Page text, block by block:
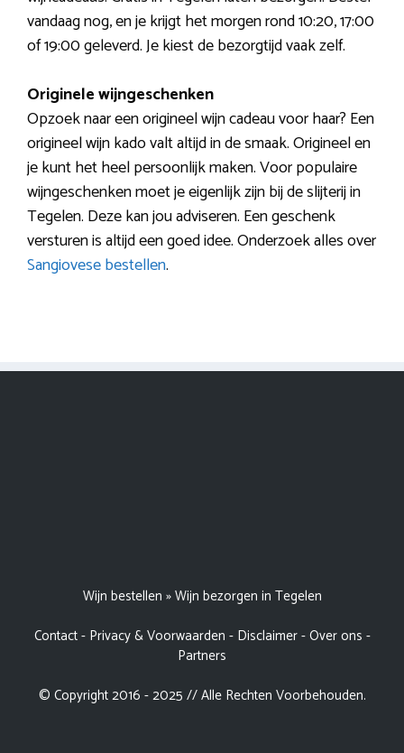
vandaag nog, en je krijgt het morgen rond 10:20, 17:00
of 19:00 geleverd. Je kiest de bezorgtijd vaak zelf.
Originele wijngeschenken
Opzoek naar een origineel wijn cadeau voor haar? Een
origineel wijn kado valt altijd in de smaak. Origineel en
je kunt het heel persoonlijk maken. Voor populaire
wijngeschenken moet je eigenlijk zijn bij de slijterij in
Tegelen. Deze kan jou adviseren. Een geschenk
versturen is altijd een goed idee. Onderzoek alles over
Sangiovese bestellen.
Wijn bestellen »Wijn bezorgen in Tegelen
Contact- Privacy & Voorwaarden - Disclaimer-Over ons -
Partners
© Copyright 2016 - 2025 // Alle Rechten Voorbehouden.